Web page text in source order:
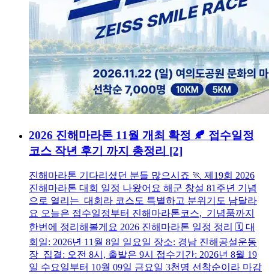
2026 진해마라톤 11월 개최 확정 🍂 접수일정
코스 작년 후기 까지 총정리 [2]
진해마라톤 기다리셨던 분들 많으시죠 🏃 제19회 2026
진해마라톤 대회 일정 나왔어요 해군 창설 81주년 기념
으로 열리는 대회라 코스도 특별하고 분위기도 남달라
요 오늘은 접수일정부터 진해마라톤코스, 기념품까지
한번에 정리해볼게요 2026 진해마라톤 일정 정리 🗓️ 대
회일: 2026년 11월 8일 일요일 장소: 경남 진해공설운동
장 집결: 오전 8시, 출발은 9시 접수기간: 2026년 8월 19
일 수요일부터 10월 09일 금요일 3천명 선착순이라 마감